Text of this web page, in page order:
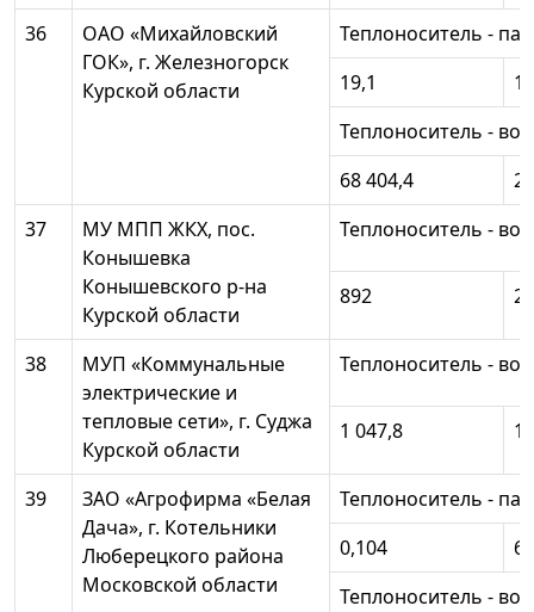
36
ОАО «Михайловский
ГОК», г. Железногорск
Курской области
Теплоноситель - пар
19,1
Теплоноситель -
68 404,4
37
МУ МПП ЖКХ, пос.
Конышевка
Конышевского р-на
Курской области
Теплоноситель -
892 2
38
МУП «Коммунальные
электрические и
тепловые сети», г. Суджа
Курской области
Теплоноситель -
1 047,8
39
ЗАО «Агрофирма «Белая
Дача», г. Котельники
Люберецкого района
Московской области
Теплоноситель - пар
0,104
Теплоноситель -